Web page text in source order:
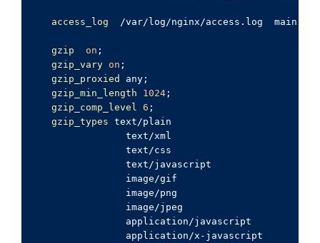
access_log
  /var/log/nginx/access.log  main;
gzip on ;
gzip_vary on ;
gzip_proxied
any;
gzip_min_length
1024 ;
gzip_comp_level 6 ;
gzip_types text/plain